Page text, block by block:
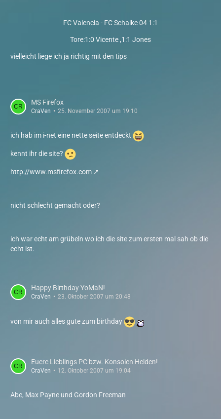
FC Valencia - FC Schalke 04 1:1
Tore:1:0 Vicente ,1:1 Jones
vielleicht liege ich ja richtig mit den tips
MS Firefox
CraVen 25. November 2007 um 19:10
ich hab im i-net eine nette seite entdeckt
kennt ihr die site?
http://www.msfirefox.com
nicht schlecht gemacht oder?
ich war echt am grübeln wo ich die site zum ersten mal sah ob die
echt ist.
Happy Birthday YoMaN!
CraVen 23. Oktober 2007 um 20:48
von mir auch alles gute zum birthday
Euere Lieblings PC bzw. Konsolen Helden!
CraVen 12. Oktober 2007 um 19:04
Abe, Max Payne und Gordon Freeman